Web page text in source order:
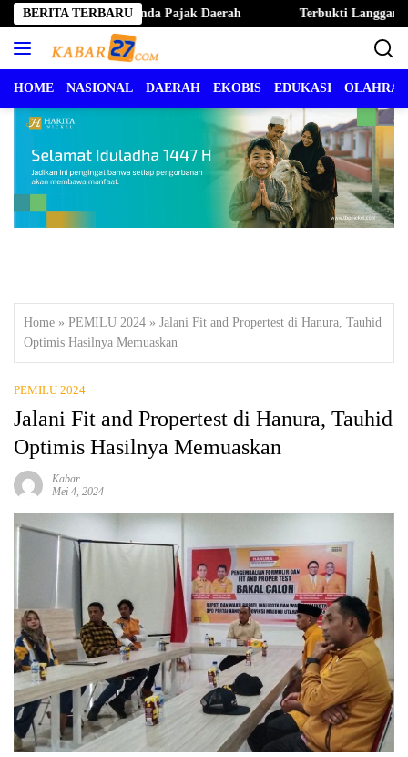
Langsung
ke
konten
BERITA TERBARU
Hapus Denda Pajak Daerah Terbukti Langgar Kode
HOME NASIONAL DAERAH EKOBIS EDUKASI
Home » PEMILU 2024 » Jalani Fit and Propertest di Hanura, Tauhid
Optimis Hasilnya Memuaskan
PEMILU 2024
Jalani Fit and Propertest di Hanura, Tauhid
Optimis Hasilnya Memuaskan
Kabar
Mei 4, 2024